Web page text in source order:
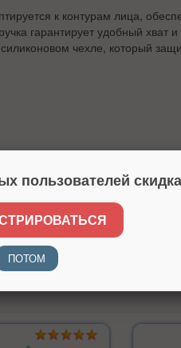
к контурам лица,
гарантирует удобный хват
чехле, который
бритья и в подарок
пользователей
ПОТОМ